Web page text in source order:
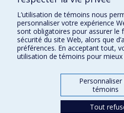
BESOIN D'AIDE?
Plan du site
Signaler une erreur
Accessibilité
FACULTÉ DES ARTS ET DES SCIENCES
Nos départements et écoles
L’utilisation de témoins nous
personnaliser votre expérience
sont obligatoires pour assurer le
sécurité du site Web, alors que
préférences. En acceptant tout,
utilisation de témoins pour
Personnaliser
témoins
Tout